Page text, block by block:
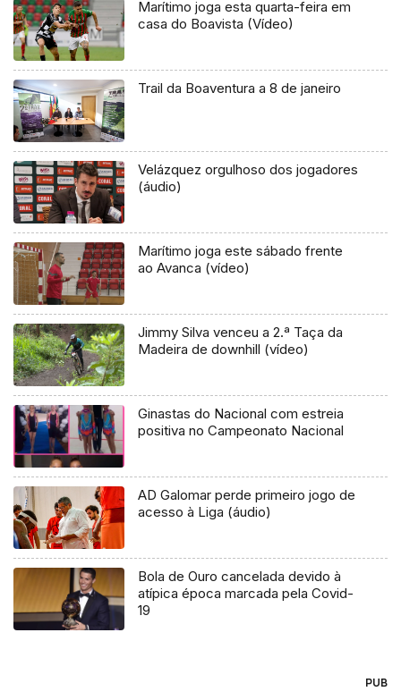
Marítimo joga esta quarta-feira em
casa do Boavista (Vídeo)
Trail da Boaventura a 8 de janeiro
Velázquez orgulhoso dos jogadores
(áudio)
Marítimo joga este sábado frente
ao Avanca (vídeo)
Jimmy Silva venceu a 2.ª Taça da
Madeira de downhill (vídeo)
Ginastas do Nacional com estreia
positiva no Campeonato Nacional
AD Galomar perde primeiro jogo de
acesso à Liga (áudio)
Bola de Ouro cancelada devido à
atípica época marcada pela Covid-
19
PUB